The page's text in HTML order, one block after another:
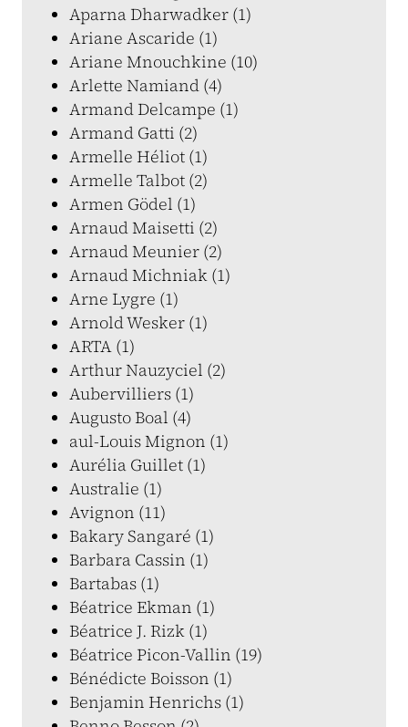
Aparna Dharwadker (1)
Ariane Ascaride (1)
Ariane Mnouchkine (10)
Arlette Namiand (4)
Armand Delcampe (1)
Armand Gatti (2)
Armelle Héliot (1)
Armelle Talbot (2)
Armen Gödel (1)
Arnaud Maisetti (2)
Arnaud Meunier (2)
Arnaud Michniak (1)
Arne Lygre (1)
Arnold Wesker (1)
ARTA (1)
Arthur Nauzyciel (2)
Aubervilliers (1)
Augusto Boal (4)
aul-Louis Mignon (1)
Aurélia Guillet (1)
Australie (1)
Avignon (11)
Bakary Sangaré (1)
Barbara Cassin (1)
Bartabas (1)
Béatrice Ekman (1)
Béatrice J. Rizk (1)
Béatrice Picon-Vallin (19)
Bénédicte Boisson (1)
Benjamin Henrichs (1)